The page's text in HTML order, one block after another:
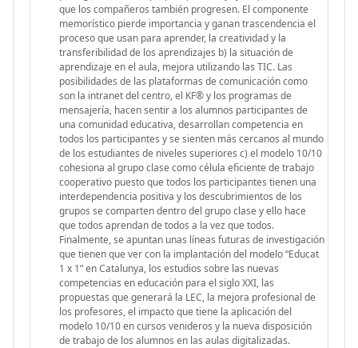
que los compañeros también progresen. El componente
memorístico pierde importancia y ganan trascendencia el
proceso que usan para aprender, la creatividad y la
transferibilidad de los aprendizajes b) la situación de
aprendizaje en el aula, mejora utilizando las TIC. Las
posibilidades de las plataformas de comunicación como
son la intranet del centro, el KF® y los programas de
mensajería, hacen sentir a los alumnos participantes de
una comunidad educativa, desarrollan competencia en
todos los participantes y se sienten más cercanos al mundo
de los estudiantes de niveles superiores c) el modelo 10/10
cohesiona al grupo clase como célula eficiente de trabajo
cooperativo puesto que todos los participantes tienen una
interdependencia positiva y los descubrimientos de los
grupos se comparten dentro del grupo clase y ello hace
que todos aprendan de todos a la vez que todos.
Finalmente, se apuntan unas líneas futuras de investigación
que tienen que ver con la implantación del modelo “Educat
1 x 1” en Catalunya, los estudios sobre las nuevas
competencias en educación para el siglo XXI, las
propuestas que generará la LEC, la mejora profesional de
los profesores, el impacto que tiene la aplicación del
modelo 10/10 en cursos venideros y la nueva disposición
de trabajo de los alumnos en las aulas digitalizadas.